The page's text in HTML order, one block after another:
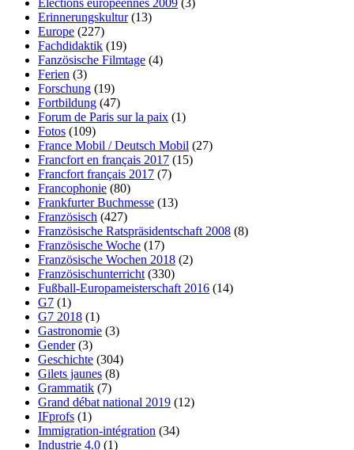
Elections européennes 2009 (3)
Erinnerungskultur(13)
Europe (227)
Fachdidaktik (19)
Fanzösische Filmtage (4)
Ferien (3)
Forschung (19)
Fortbildung (47)
Forum de Paris sur la paix (1)
Fotos (109)
France Mobil / Deutsch Mobil (27)
Francfort en français 2017 (15)
Francfort français 2017 (7)
Francophonie (80)
Frankfurter Buchmesse (13)
Französisch (427)
Französische Ratspräsidentschaft 2008 (8)
Französische Woche (17)
Französische Wochen 2018 (2)
Französischunterricht (330)
Fußball-Europameisterschaft 2016 (14)
G7 (1)
G7 2018 (1)
Gastronomie (3)
Gender(3)
Geschichte (304)
Gilets jaunes (8)
Grammatik (7)
Grand débat national 2019 (12)
IFprofs (1)
Immigration-intégration (34)
Industrie 4.0 (1)